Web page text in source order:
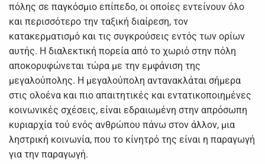
πόλης σε παγκόσμιο επίπεδο, οι οποίες εντείνουν όλο
και περισσότερο την ταξική διαίρεση, τον
κατακερματισμό και τις συγκρούσεις εντός των ορίων
αυτής. Η διαλεκτική πορεία από το χωριό στην πόλη
αποκορυφώνεται τώρα με την εμφάνιση της
μεγαλούπολης. Η μεγαλούπολη αντανακλάται σήμερα
στις ολοένα και πιο απαιτητικές και εντατικοποιημένες
κοινωνικές σχέσεις, είναι εδραιωμένη στην απρόσωπη
κυριαρχία τού ενός ανθρώπου πάνω στον άλλον, μια
ληστρική κοινωνία, που το κίνητρό της είναι η παραγωγή
για την παραγωγή.